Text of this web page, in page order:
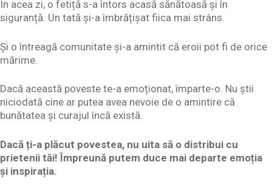
În acea zi, o fetiță s-a întors acasă sănătoasă și în
siguranță. Un tată și-a îmbrățișat fiica mai strâns.
Și o întreagă comunitate și-a amintit că eroii pot fi de orice
mărime.
Dacă această poveste te-a emoționat, împarte-o. Nu știi
niciodată cine ar putea avea nevoie de o amintire că
bunătatea și curajul încă există.
Dacă ți-a plăcut povestea, nu uita să o distribui cu
prietenii tăi! Împreună putem duce mai departe emoția
și inspirația.